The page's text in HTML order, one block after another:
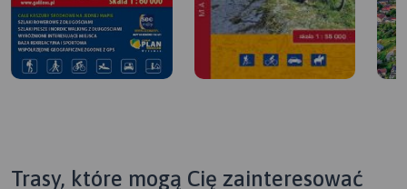
Trasy, które mogą Cię zainteresować